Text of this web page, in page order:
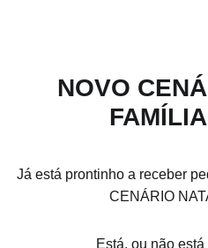
NOVO
Já está prontinho a receber
CENÁRIO
Está, ou não